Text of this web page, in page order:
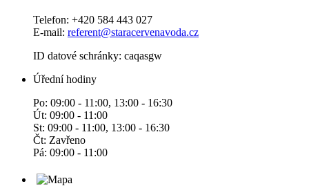
Telefon: +420 584 443 027
E-mail: referent@staracervenavoda.cz
ID datové schránky: caqasgw
Úřední hodiny
Po: 09:00 - 11:00, 13:00 - 16:30
Út: 09:00 - 11:00
St: 09:00 - 11:00, 13:00 - 16:30
Čt: Zavřeno
Pá: 09:00 - 11:00